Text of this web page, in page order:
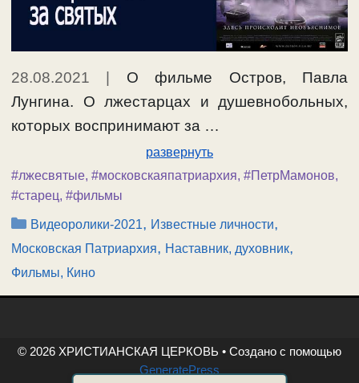
28.08.2021
О фильме Остров, Павла
Лунгина. О лжестарцах и душевнобольных,
которых воспринимают за …
развернуть
#лжесвятые, #московскаяпатриархия, #ПетрМамонов,
#старец, #фильмы
Рубрики
Видеоролики-2021, Известные личности,
Московская Патриархия, Наставник, духовник,
Фильмы, Кино
© 2026 ХРИСТИАНСКАЯ ЦЕРКОВЬ • Создано с помощью
GeneratePress